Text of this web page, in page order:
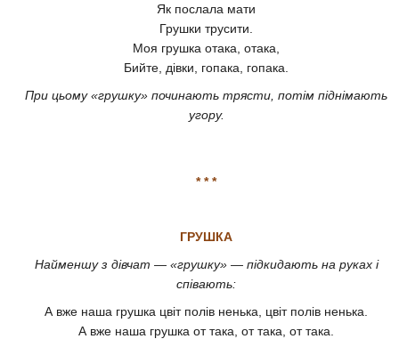
Як послала мати
Грушки трусити.
Моя грушка отака, отака,
Бийте, дівки, гопака, гопака.
При цьому «грушку» починають трясти, потім піднімають
угору.
* * *
ГРУШКА
Найменшу з дівчат — «грушку» — підкидають на руках і
співають:
А вже наша грушка цвіт полів ненька, цвіт полів ненька.
А вже наша грушка от така, от така, от така.